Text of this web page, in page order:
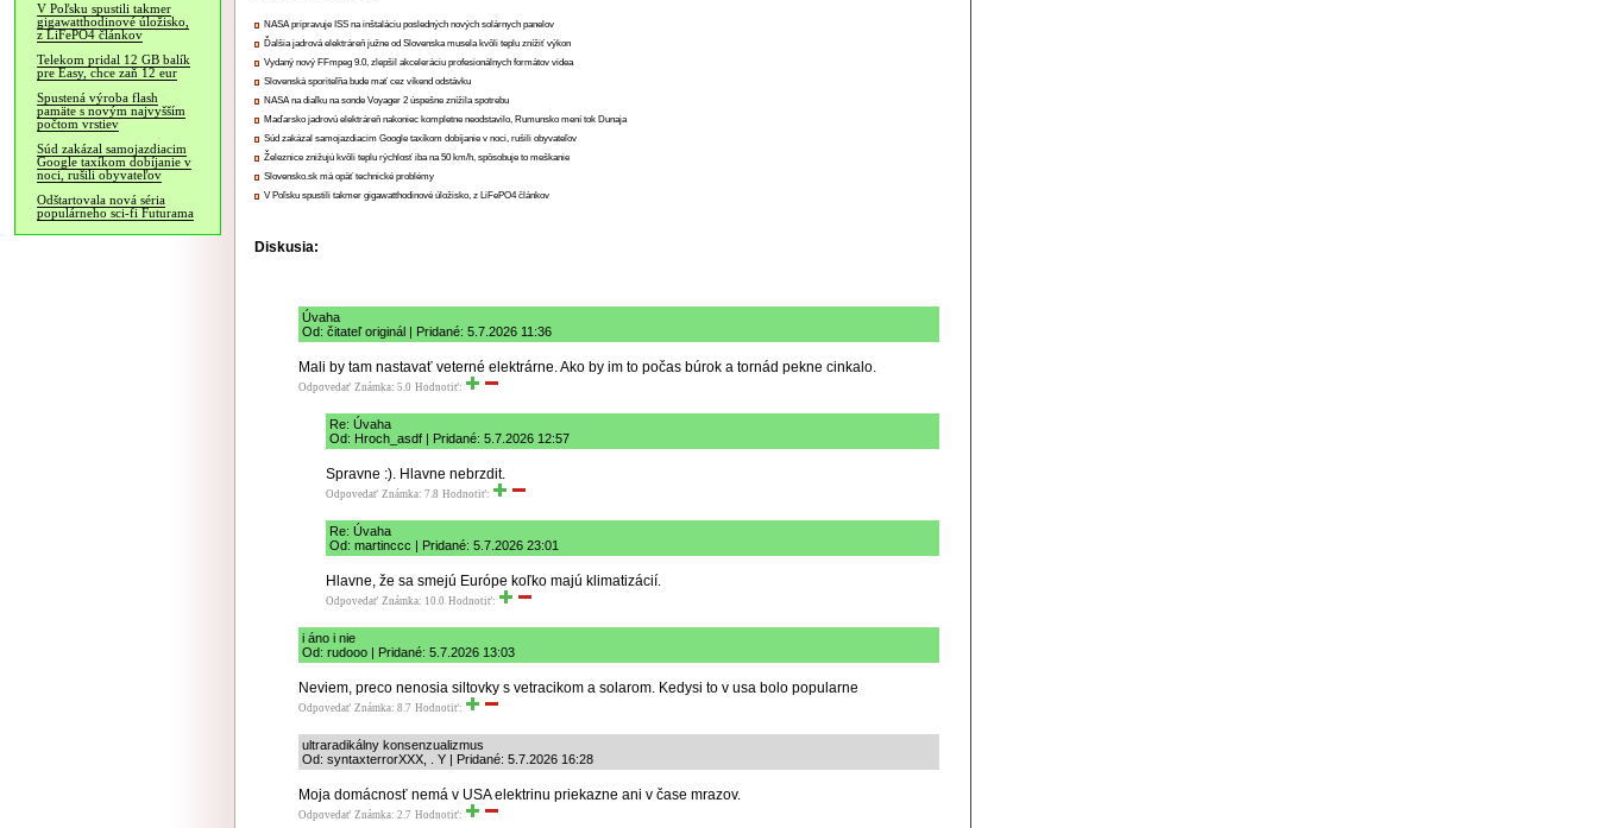
V Poľsku spustili takmer
gigawatthodinové úložisko,
z LiFePO4 článkov
Telekom pridal 12 GB balík
pre Easy, chce zaň 12 eur
Spustená výroba flash
pamäte s novým najvyšším
počtom vrstiev
Súd zakázal samojazdiacim
Google taxíkom dobíjanie v
noci, rušili obyvateľov
Odštartovala nová séria
populárneho sci-fi Futurama
NASA pripravuje ISS na inštaláciu posledných nových solárnych panelov
Ďalšia jadrová elektráreň južne od Slovenska musela kvôli teplu znížiť výkon
Vydaný nový FFmpeg 9.0, zlepšil akceleráciu profesionálnych formátov videa
Slovenská sporiteľňa bude mať cez víkend odstávku
NASA na diaľku na sonde Voyager 2 úspešne znížila spotrebu
Maďarsko jadrovú elektráreň nakoniec kompletne neodstavilo, Rumunsko mení tok Dunaja
Súd zakázal samojazdiacim Google taxíkom dobíjanie v noci, rušili obyvateľov
Železnice znižujú kvôli teplu rýchlosť iba na 50 km/h, spôsobuje to meškanie
Slovensko.sk má opäť technické problémy
V Poľsku spustili takmer gigawatthodinové úložisko, z LiFePO4 článkov
Diskusia:
Úvaha
Od: čitateľ originál | Pridané: 5.7.2026 11:36
Mali by tam nastavať veterné elektrárne. Ako by im to počas búrok a tornád pekne cinkalo.
Odpovedať Známka: 5.0 Hodnotiť:
Re: Úvaha
Od: Hroch_asdf | Pridané: 5.7.2026 12:57
Spravne :). Hlavne nebrzdit.
Odpovedať Známka: 7.8 Hodnotiť:
Re: Úvaha
Od: martinccc | Pridané: 5.7.2026 23:01
Hlavne, že sa smejú Európe koľko majú klimatizácií.
Odpovedať Známka: 10.0 Hodnotiť:
i áno i nie
Od: rudooo | Pridané: 5.7.2026 13:03
Neviem, preco nenosia siltovky s vetracikom a solarom. Kedysi to v usa bolo popularne
Odpovedať Známka: 8.7 Hodnotiť:
ultraradikálny konsenzualizmus
Od: syntaxterrorXXX, . Y | Pridané: 5.7.2026 16:28
Moja domácnosť nemá v USA elektrinu priekazne ani v čase mrazov.
Odpovedať Známka: 2.7 Hodnotiť: